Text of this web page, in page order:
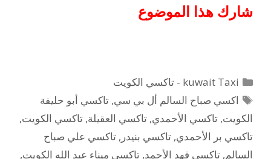
شارك هذا الموضوع
التصنيفات
kuwait Taxi - تاكسي الكويت
الوسوم
اكسي صباح السالم أل بي سي,تاكسي أبو حليفة
الكويت, تاكسي الأحمدي, تاكسي العقيلة, تاكسي الكويت,
تاكسي بر الأحمدي, تاكسي بنيدر , تاكسي علي صباح
السالم, تاكسي فهد الأحمد, تاكسي ميناء عبد الله الكويت,